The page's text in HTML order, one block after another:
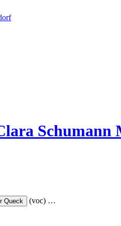
Schumann
Queck (voc) …